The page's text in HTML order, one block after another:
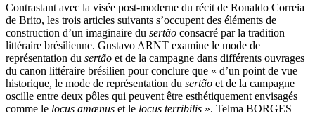
Contrastant avec la visée post-moderne du récit de Ronaldo Correia
de Brito, les trois articles suivants s’occupent des éléments de
construction d’un imaginaire du sertão consacré par la tradition
littéraire brésilienne. Gustavo ARNT examine le mode de
représentation du sertão et de la campagne dans différents ouvrages
du canon littéraire brésilien pour conclure que « d’un point de vue
historique, le mode de représentation du sertão et de la campagne
oscille entre deux pôles qui peuvent être esthétiquement envisagés
comme le locus amœnus et le locus terribilis ». Telma BORGES